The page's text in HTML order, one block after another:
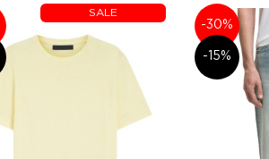
SALE
-30%
-15%